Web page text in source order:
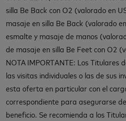
silla Be Back con O2 (valorado en
masaje en silla Be Back (valorado
esmalte y masaje de manos
de masaje en silla Be Feet con O2
NOTA IMPORTANTE: Los
las visitas individuales o las de sus
esta oferta en particular con el
correspondiente para asegurarse
beneficio. Se recomienda a los